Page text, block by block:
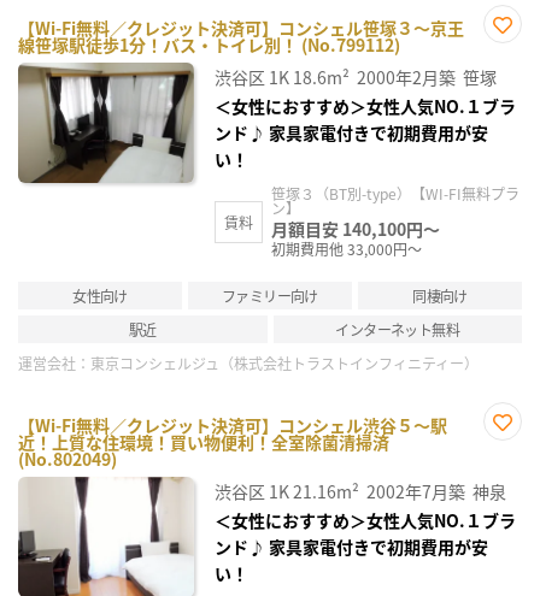
【Wi-Fi無料／クレジット決済可】コンシェル笹塚３～京王
線笹塚駅徒歩1分！バス・トイレ別！ (No.799112)
に入
り登
録
渋谷区 1K 18.6m² 2000年2月築 笹塚
＜女性におすすめ＞女性人気NO.１ブラ
ンド♪ 家具家電付きで初期費用が安
い！
賃料
笹塚３（BT別-type）【WI-FI無料プラ
ン】
月額目安 140,100円～
初期費用他 33,000円～
女性向け ファミリー向け
同棲向け
駅近
インターネット無料
運営会社： 東京コンシェルジュ（株式会社トラストインフィニティー）
【Wi-Fi無料／クレジット決済可】コンシェル渋谷５～駅
近！上質な住環境！買い物便利！全室除菌清掃済
(No.802049)
り登
録
渋谷区 1K21.16m² 2002年7月築 神泉
＜女性におすすめ＞女性人気NO.１ブラ
ンド♪ 家具家電付きで初期費用が安
い！